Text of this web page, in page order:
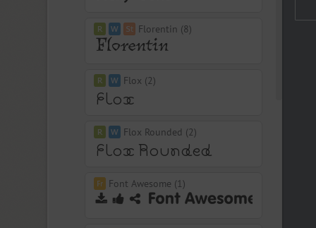
Florentin (8)
Flox (2)
Flox Rounded (2)
Font Awesome (1)